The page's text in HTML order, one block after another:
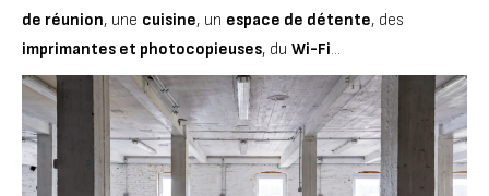
de réunion, une cuisine, un espace de détente, des
imprimantes et photocopieuses, du Wi-Fi…